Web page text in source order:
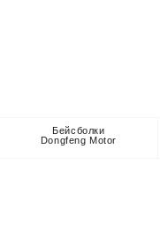
Бейсболки
Dongfeng Motor